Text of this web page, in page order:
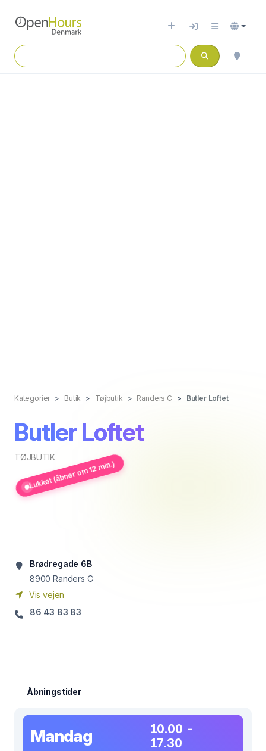
Kategorier Butik Tøjbutik Randers C Butler Loftet
Butler Loftet
TØJBUTIK
Lukket (åbner om 12 min.)
Brødregade 6B
8900 Randers C
Vis vejen
86 43 83 83
Åbningstider
Mandag
10.00 -
17.30